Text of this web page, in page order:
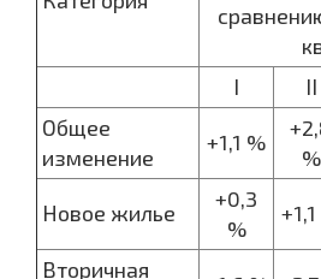
І
ІІ
Общее
изменение
+1,1 %
%
Новое жилье
+0,3
%
Вторичная